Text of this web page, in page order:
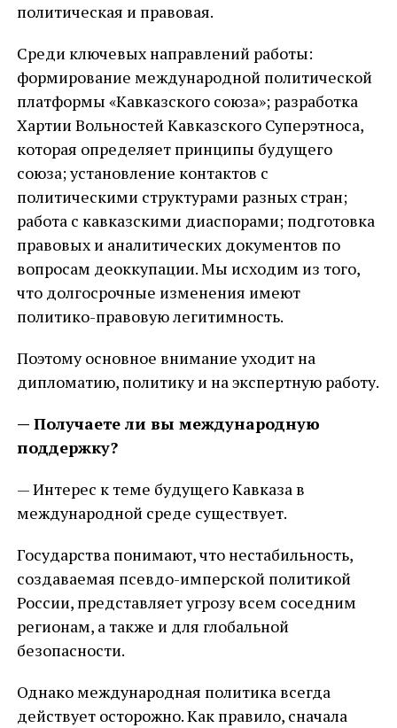
политическая и правовая.
Среди ключевых направлений работы:
формирование международной политической
платформы «Кавказского союза»; разработка
Хартии Вольностей Кавказского Суперэтноса,
которая определяет принципы будущего
союза; установление контактов с
политическими структурами разных стран;
работа с кавказскими диаспорами; подготовка
правовых и аналитических документов по
вопросам деоккупации. Мы исходим из того,
что долгосрочные изменения имеют
политико-правовую легитимность.
Поэтому основное внимание уходит на
дипломатию, политику и на экспертную работу.
— Получаете ли вы международную
поддержку?
— Интерес к теме будущего Кавказа в
международной среде существует.
Государства понимают, что нестабильность,
создаваемая псевдо-имперской политикой
России, представляет угрозу всем соседним
регионам, а также и для глобальной
безопасности.
Однако международная политика всегда
действует осторожно. Как правило, сначала